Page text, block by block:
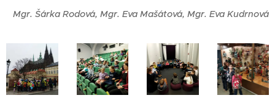
Mgr. Šárka Rodová, Mgr. Eva Mašátová, Mgr. Eva Kudrnová